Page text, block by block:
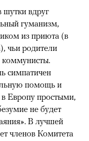
шутки вдруг
гуманизм,
из приюта (в
чьи родители
симпатичен
помощь и
в Европу простыми,
не будет
В лучшей
членов Комитета